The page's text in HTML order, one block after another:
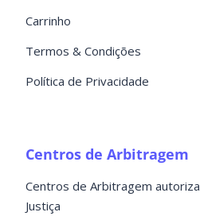
Carrinho
Termos & Condições
Política de Privacidade
Centros de Arbitragem
Centros de Arbitragem
Justiça